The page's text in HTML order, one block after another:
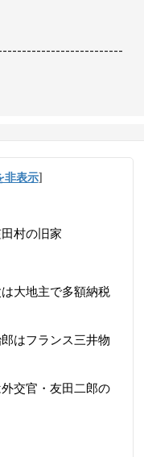
非表示]
村の旧家
大地主で多額納税
はフランス三井物
交官・友田二郎の